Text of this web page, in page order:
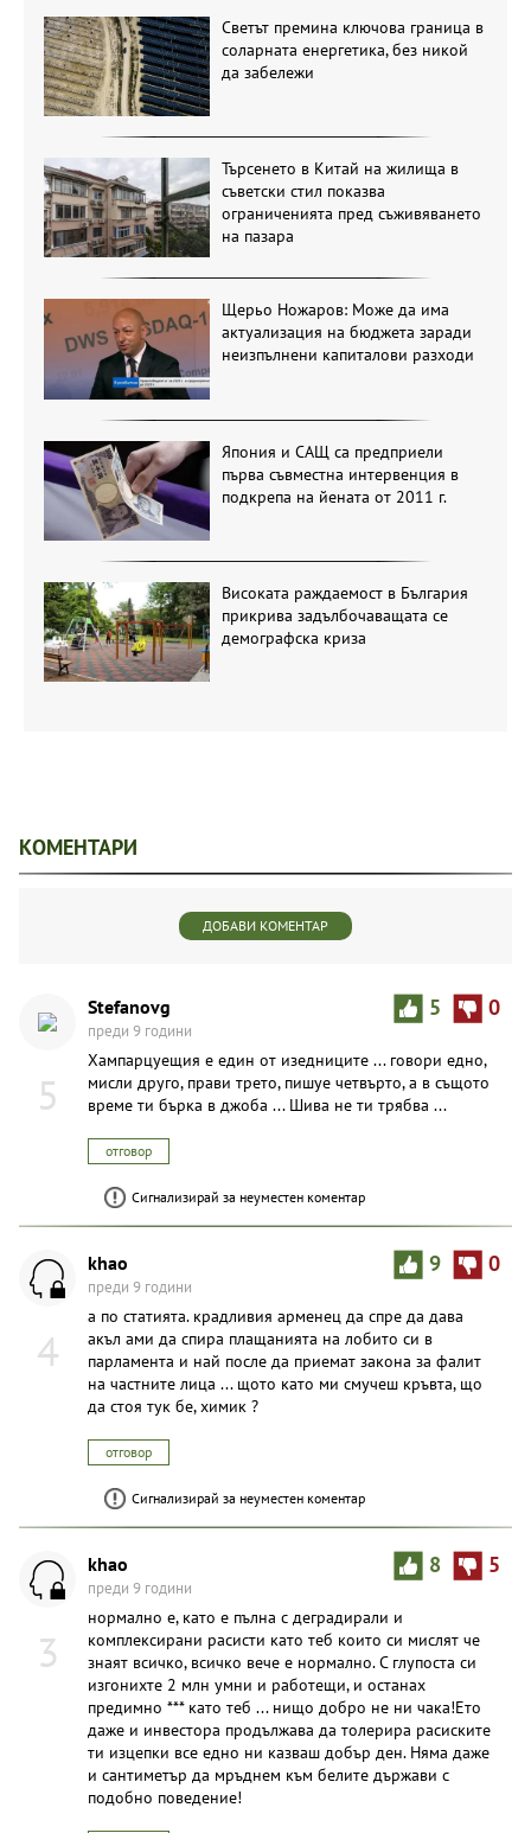
Светът премина ключова граница в
соларната енергетика, без никой
да забележи
Търсенето в Китай на жилища в
съветски стил показва
ограниченията пред съживяването
на пазара
Щерьо Ножаров: Може да има
актуализация на бюджета заради
неизпълнени капиталови разходи
Япония и САЩ са предприели
първа съвместна интервенция в
подкрепа на йената от 2011 г.
Високата раждаемост в България
прикрива задълбочаващата се
демографска криза
КОМЕНТАРИ
ДОБАВИ КОМЕНТАР
5
5 0
Stefanovg
преди 9 години
Хампарцуещия е един от изедниците ... говори едно,
мисли друго, прави трето, пишуе четвърто, а в същото
време ти бърка в джоба ... Шива не ти трябва ...
отговор
Сигнализирай за неуместен коментар
4
9 0
khao
преди 9 години
а по статията. крадливия арменец да спре да дава
акъл ами да спира плащанията на лобито си в
парламента и най после да приемат закона за фалит
на частните лица ... щото като ми смучеш кръвта, що
да стоя тук бе, химик ?
отговор
Сигнализирай за неуместен коментар
3
8 5
khao
преди 9 години
нормално е, като е пълна с деградирали и
комплексирани расисти като теб които си мислят че
знаят всичко, всичко вече е нормално. С глупоста си
изгонихте 2 млн умни и работещи, и останах
предимно *** като теб ... нищо добро не ни чака!Ето
даже и инвестора продължава да толерира расиските
ти изцепки все едно ни казваш добър ден. Няма даже
и сантиметър да мръднем към белите държави с
подобно поведение!